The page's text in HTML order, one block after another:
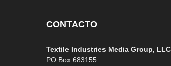
CONTACTO
Textile Industries Media Group, LLC
PO Box 683155